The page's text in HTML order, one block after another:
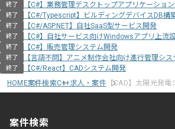
終了 【C#】業務管理デスクトップアプリケーショ
終了 【C#/Typescript】ビルディングデバイスDB構
終了 【C#/ASP.NET】自社SaaS型サービス開発
終了 【C#】自社サービス向けWindowsアプリ上流
終了 【C#】販売管理システム開発
終了 【言語不問】アニメ制作会社向け進行管理シス
終了
【C#/React】CADシステム開発
HOME案件検索C++求人・案件【CAD】太陽光発電
案件検索